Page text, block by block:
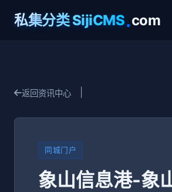
私集分类 SijiCMS.com
返回资讯中心
同城门户
象山信息港-象